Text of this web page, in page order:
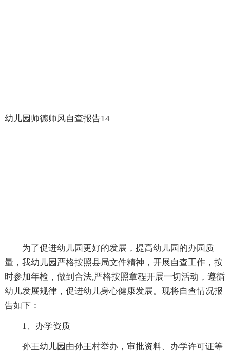
幼儿园师德师风自查报告14
为了促进幼儿园更好的发展，提高幼儿园的办园质
量，我幼儿园严格按照县局文件精神，开展自查工作，按
时参加年检，做到合法,严格按照章程开展一切活动，遵循
幼儿发展规律，促进幼儿身心健康发展。现将自查情况报
告如下：
1、办学资质
孙王幼儿园由孙王村举办，审批资料、办学许可证等